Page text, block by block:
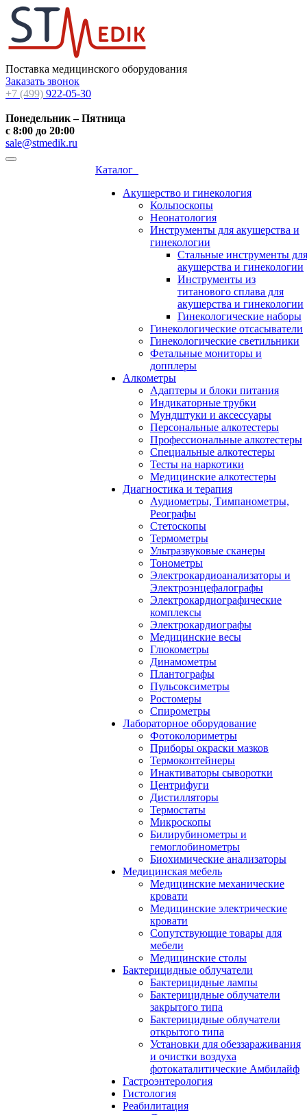
Поставка медицинского оборудования
Заказать звонок
+7 (499) 922-05-30
Понедельник – Пятница
с 8:00 до 20:00
sale@stmedik.ru
Каталог
Акушерство и гинекология
Кольпоскопы
Неонатология
Инструменты для акушерства и
гинекологии
Стальные инструменты для
акушерства и гинекологии
Инструменты из
титанового сплава для
акушерства и гинекологии
Гинекологические наборы
Гинекологические отсасыватели
Гинекологические светильники
Фетальные мониторы и
допплеры
Алкометры
Адаптеры и блоки питания
Индикаторные трубки
Мундштуки и аксессуары
Персональные алкотестеры
Профессиональные алкотестеры
Специальные алкотестеры
Тесты на наркотики
Медицинские алкотестеры
Диагностика и терапия
Аудиометры, Тимпанометры,
Реографы
Стетоскопы
Термометры
Ультразвуковые сканеры
Тонометры
Электрокардиоанализаторы и
Электроэнцефалографы
Электрокардиографические
комплексы
Электрокардиографы
Медицинские весы
Глюкометры
Динамометры
Плантографы
Пульсоксиметры
Ростомеры
Спирометры
Лабораторное оборудование
Фотоколориметры
Приборы окраски мазков
Термоконтейнеры
Инактиваторы сыворотки
Центрифуги
Дистилляторы
Термостаты
Микроскопы
Билирубинометры и
гемоглобинометры
Биохимические анализаторы
Медицинская мебель
Медицинские механические
кровати
Медицинские электрические
кровати
Сопутствующие товары для
мебели
Медицинские столы
Бактерицидные облучатели
Бактерицидные лампы
Бактерицидные облучатели
закрытого типа
Бактерицидные облучатели
открытого типа
Установки для обеззараживания
и очистки воздуха
фотокаталитические Амбилайф
Гастроэнтерология
Гистология
Реабилитация